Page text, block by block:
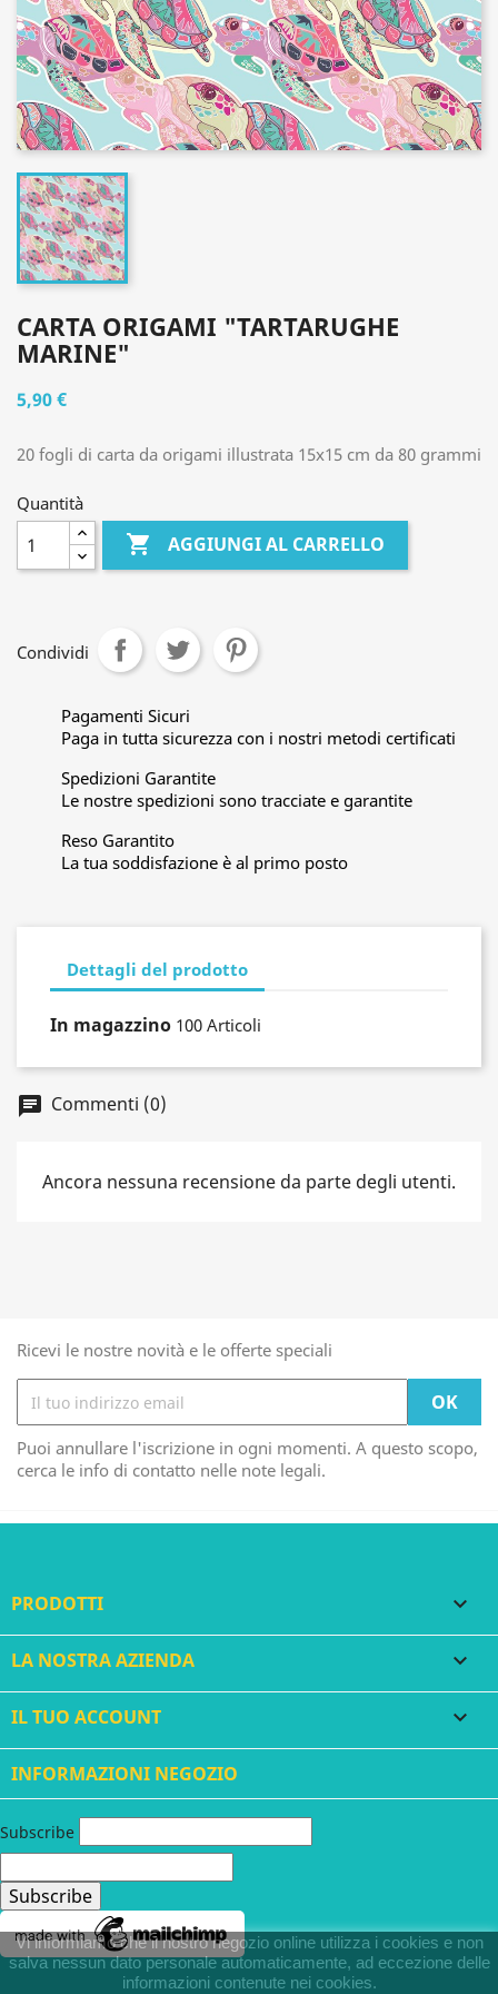
CARTA ORIGAMI "TARTARUGHE
MARINE"
5,90 €
20 fogli di carta da origami illustrata 15x15 cm da 80 grammi
Quantità
 AGGIUNGI AL CARRELLO
Condividi
Pagamenti Sicuri
Paga in tutta sicurezza con i nostri metodi certificati
Spedizioni Garantite
Le nostre spedizioni sono tracciate e garantite
Reso Garantito
La tua soddisfazione è al primo posto
Dettagli del prodotto
In magazzino 100 Articoli
Commenti (0)
Ancora nessuna recensione da parte degli utenti.
Ricevi le nostre novità e le offerte speciali
Puoi annullare l'iscrizione in ogni momenti. A questo scopo,
cerca le info di contatto nelle note legali.
PRODOTTI 
LA NOSTRA AZIENDA 
IL TUO ACCOUNT 
INFORMAZIONI NEGOZIO
Subscribe
Vi informiamo che il nostro negozio online utilizza i cookies e non
salva nessun dato personale automaticamente, ad eccezione delle
informazioni contenute nei cookies.